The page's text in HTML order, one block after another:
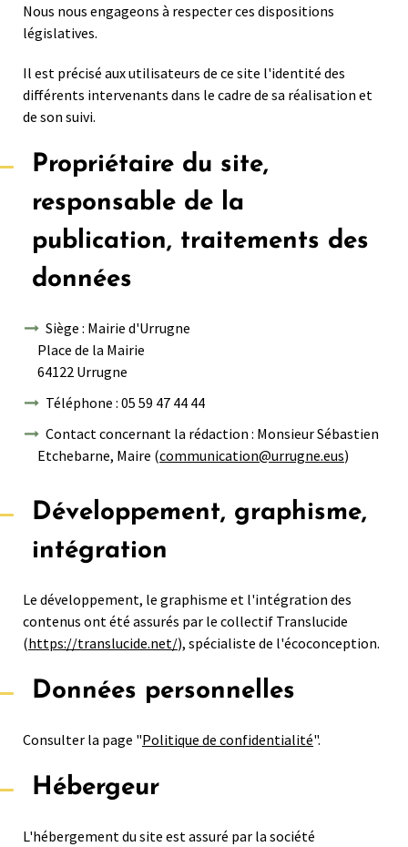
Nous nous engageons à respecter ces dispositions
législatives.
Il est précisé aux utilisateurs de ce site l'identité des
différents intervenants dans le cadre de sa réalisation et
de son suivi.
Propriétaire du site,
responsable de la
publication, traitements des
données
Siège : Mairie d'Urrugne
Place de la Mairie
64122 Urrugne
Téléphone : 05 59 47 44 44
Contact concernant la rédaction : Monsieur Sébastien
Etchebarne, Maire (communication@urrugne.eus)
Développement, graphisme,
intégration
Le développement, le graphisme et l'intégration des
contenus ont été assurés par le collectif Translucide
(https://translucide.net/), spécialiste de l'écoconception.
Données personnelles
Consulter la page "Politique de confidentialité".
Hébergeur
L'hébergement du site est assuré par la société